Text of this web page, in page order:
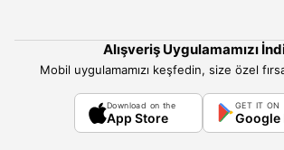
Alışveriş Uygulamamızı
Mobil uygulamamızı keşfedin, size özel
Download on the
App Store
GET IT ON
Google